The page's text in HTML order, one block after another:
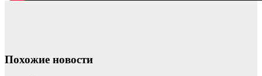
Похожие новости